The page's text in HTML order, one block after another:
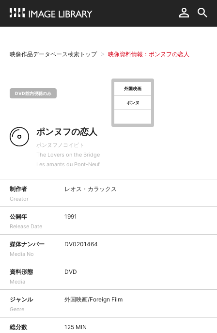
映像作品データベース検索トップ 映像資料情報：ポンヌフの恋人
DVD館内視聴のみ
外国映画
ポンヌ
ポンヌフの恋人
ポンヌフノコイビト
The Lovers on the Bridge
Les amants du Pont-Neuf
制作者
Creator
レオス・カラックス
公開年
Release Date
1991
媒体ナンバー
Media No
DV0201464
資料形態
Media
DVD
ジャンル
Genre
外国映画/Foreign Film
総分数 125 MIN